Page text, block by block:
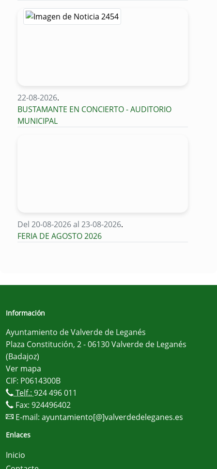
22-08-2026.
BUSTAMANTE EN CONCIERTO - AUDITORIO
MUNICIPAL
Del 20-08-2026 al 23-08-2026.
FERIA DE AGOSTO 2026
Información
Ayuntamiento de Valverde de Leganés
Plaza Constitución, 2 - 06130 Valverde de Leganés
(Badajoz)
Ver mapa
CIF: P0614300B
Telf.: 924 496 011
Fax: 924496402
E-mail: ayuntamiento[@]valverdedeleganes.es
Enlaces
Inicio